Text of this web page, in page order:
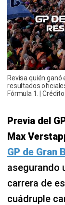
Revisa quién ganó
resultados
Fórmula 1. |
Previa del
Max
GP de Gran
asegurando
carrera de
cuádruple